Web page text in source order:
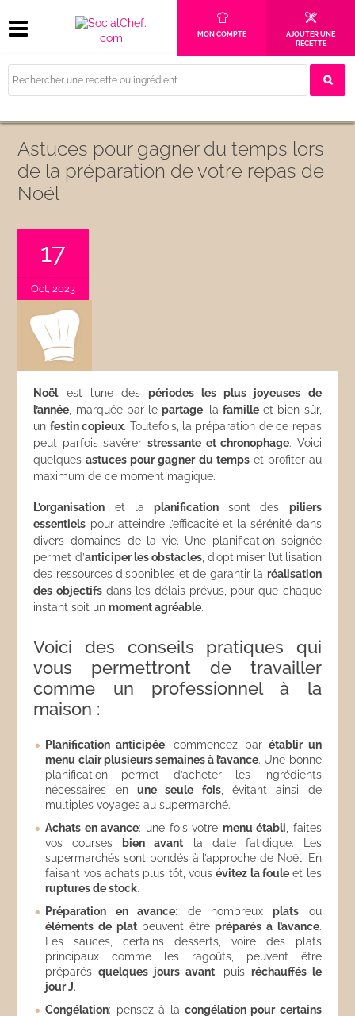
MON COMPTE
AJOUTER UNE
RECETTE
Astuces pour gagner du temps lors
de la préparation de votre repas de
Noël
17
Oct, 2023
Noëlest l’une des périodes les plus joyeuses de
l’année , marquée par le partage, lafamille et bien sûr,
un festin copieux. Toutefois, la préparation de ce repas
peut parfois s’avérer stressante et chronophage. Voici
quelquesastuces pour gagner du tempset profiter au
maximum de ce moment magique.
L’organisation et la planification sont des piliers
essentiels pour atteindre l’efficacité et la sérénité dans
divers domaines de la vie. Une planification soignée
permet d’anticiper les obstacles , d’optimiser l’utilisation
des ressources disponibles et de garantir la réalisation
des objectifsdans les délais prévus, pour que chaque
instant soit unmoment agréable.
Voici des conseils pratiques qui
vous permettront de travailler
comme un professionnel à la
maison :
Planification anticipée: commencez par établir un
menu clair plusieurs semaines à l’avance. Une bonne
planification permet d’acheter les ingrédients
nécessaires enune seule fois, évitant ainsi de
multiples voyages au supermarché.
Achats en avance: une fois votre menu établi , faites
vos courses bien avant la date fatidique. Les
supermarchés sont bondés à l’approche de Noël. En
faisant vos achats plus tôt, vousévitez la fouleet les
ruptures de stock.
Préparation en avance: de nombreuxplats ou
éléments de platpeuvent êtrepréparés à l’avance.
Les sauces, certains desserts, voire des plats
principaux comme les ragoûts, peuvent être
préparésquelques jours avant , puis réchauffés le
jour J.
Congélation: pensez à la congélation pour certains